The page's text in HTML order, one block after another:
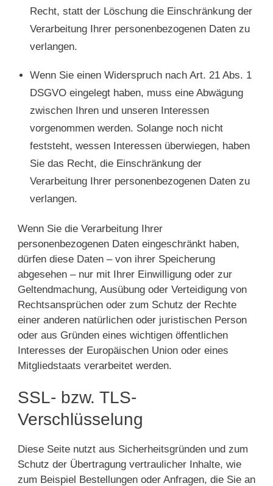
Recht, statt der Löschung die Einschränkung der
Verarbeitung Ihrer personenbezogenen Daten zu
verlangen.
Wenn Sie einen Widerspruch nach Art. 21 Abs. 1
DSGVO eingelegt haben, muss eine Abwägung
zwischen Ihren und unseren Interessen
vorgenommen werden. Solange noch nicht
feststeht, wessen Interessen überwiegen, haben
Sie das Recht, die Einschränkung der
Verarbeitung Ihrer personenbezogenen Daten zu
verlangen.
Wenn Sie die Verarbeitung Ihrer
personenbezogenen Daten eingeschränkt haben,
dürfen diese Daten – von ihrer Speicherung
abgesehen – nur mit Ihrer Einwilligung oder zur
Geltendmachung, Ausübung oder Verteidigung von
Rechtsansprüchen oder zum Schutz der Rechte
einer anderen natürlichen oder juristischen Person
oder aus Gründen eines wichtigen öffentlichen
Interesses der Europäischen Union oder eines
Mitgliedstaats verarbeitet werden.
SSL- bzw. TLS-
Verschlüsselung
Diese Seite nutzt aus Sicherheitsgründen und zum
Schutz der Übertragung vertraulicher Inhalte, wie
zum Beispiel Bestellungen oder Anfragen, die Sie an